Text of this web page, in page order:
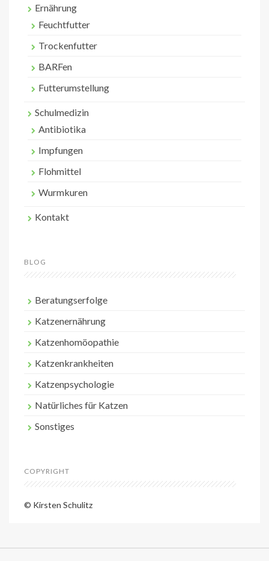
Ernährung
Feuchtfutter
Trockenfutter
BARFen
Futterumstellung
Schulmedizin
Antibiotika
Impfungen
Flohmittel
Wurmkuren
Kontakt
BLOG
Beratungserfolge
Katzenernährung
Katzenhomöopathie
Katzenkrankheiten
Katzenpsychologie
Natürliches für Katzen
Sonstiges
COPYRIGHT
© Kirsten Schulitz